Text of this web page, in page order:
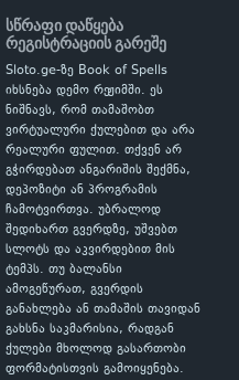
სწრაფი დაწყება
რეგისტრაციის გარეშე
Sloto.ge-ზე Book of Spells
იხსნება დემო რეჟიმში. ეს
ნიშნავს, რომ თამაშობთ
ვირტუალური ქულებით და არა
რეალური ფულით. თქვენ არ
გჭირდებათ ანგარიშის შექმნა,
დეპოზიტი ან პროგრამის
ჩამოტვირთვა. უბრალოდ
შედიხართ გვერდზე, უშვებთ
სლოტს და აკვირდებით მის
ტემპს. თუ ბალანსი
ამოგეწურათ, გვერდის
განახლება ან თამაშის თავიდან
გახსნა საკმარისია, რადგან
ქულები მხოლოდ გასართობი
ფორმატისთვის გამოიყენება.